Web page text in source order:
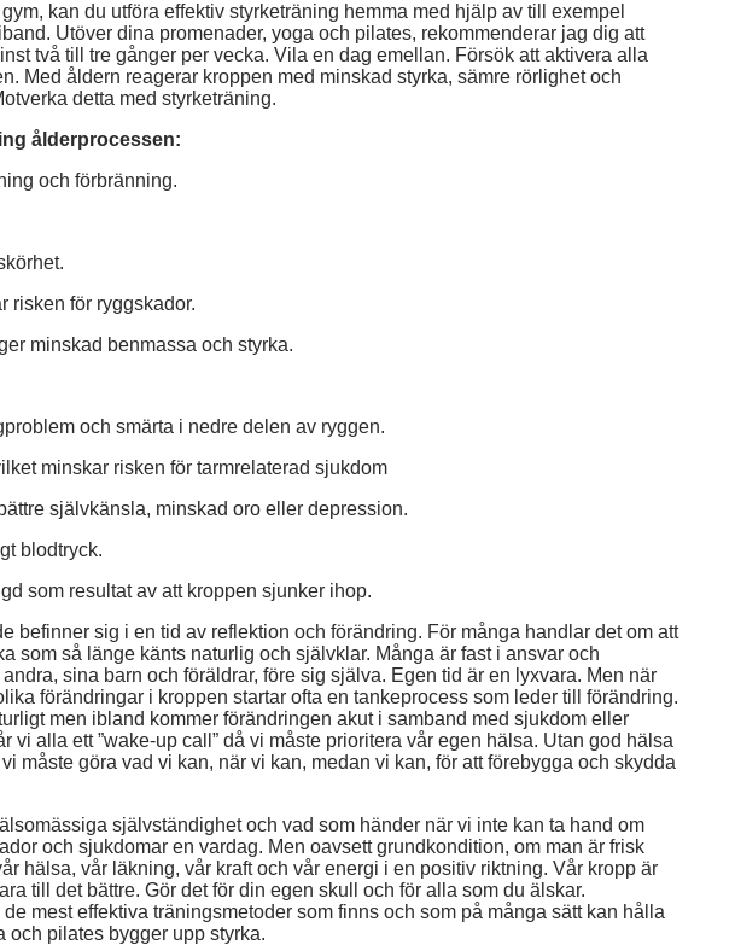
kan du utföra effektiv styrketräning hemma med hjälp av till exempel
Utöver dina promenader, yoga och pilates, rekommenderar jag dig att
två till tre gånger per vecka. Vila en dag emellan. Försök att aktivera alla
Med åldern reagerar kroppen med minskad styrka, sämre rörlighet och
detta med styrketräning.
ålderprocessen:
och förbränning.
risken för ryggskador.
minskad benmassa och styrka.
och smärta i nedre delen av ryggen.
minskar risken för tarmrelaterad sjukdom
självkänsla, minskad oro eller depression.
blodtryck.
som resultat av att kroppen sjunker ihop.
befinner sig i en tid av reflektion och förändring. För många handlar det om att
som så länge känts naturlig och självklar. Många är fast i ansvar och
sina barn och föräldrar, före sig själva. Egen tid är en lyxvara. Men när
förändringar i kroppen startar ofta en tankeprocess som leder till förändring.
men ibland kommer förändringen akut i samband med sjukdom eller
vi alla ett ”wake-up call” då vi måste prioritera vår egen hälsa. Utan god hälsa
måste göra vad vi kan, när vi kan, medan vi kan, för att förebygga och skydda
självständighet och vad som händer när vi inte kan ta hand om
och sjukdomar en vardag. Men oavsett grundkondition, om man är frisk
hälsa, vår läkning, vår kraft och vår energi i en positiv riktning. Vår kropp är
till det bättre. Gör det för din egen skull och för alla som du älskar.
mest effektiva träningsmetoder som finns och som på många sätt kan hålla
och pilates bygger upp styrka.